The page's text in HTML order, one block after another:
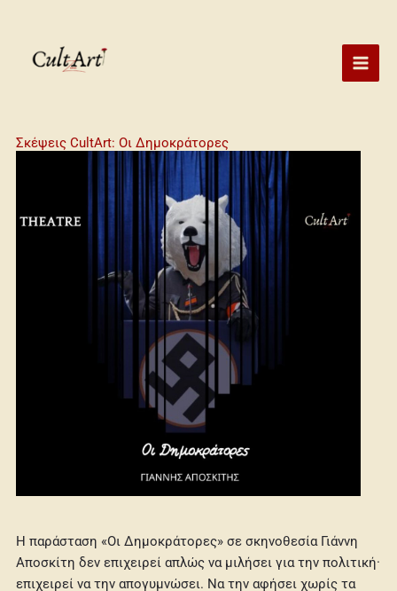
content
Σκέψεις CultArt: Οι Δημοκράτορες
Η παράσταση «Οι Δημοκράτορες» σε σκηνοθεσία Γιάννη
Αποσκίτη δεν επιχειρεί απλώς να μιλήσει για την πολιτική·
επιχειρεί να την απογυμνώσει. Να την αφήσει χωρίς τα